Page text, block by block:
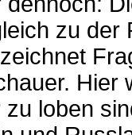
zu der
Hier
zu loben